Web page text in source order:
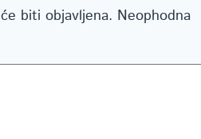
biti objavljena. Neophodna